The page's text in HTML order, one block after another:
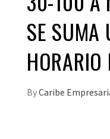
SE SUMA
ByCaribe